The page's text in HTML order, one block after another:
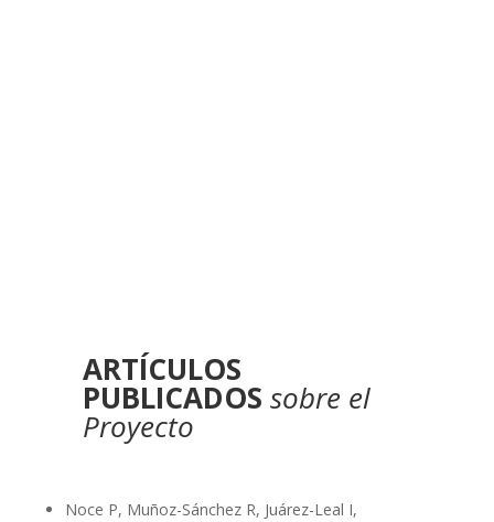
ARTÍCULOS
PUBLICADOS sobre el
Proyecto
Noce P, Muñoz-Sánchez R, Juárez-Leal I,